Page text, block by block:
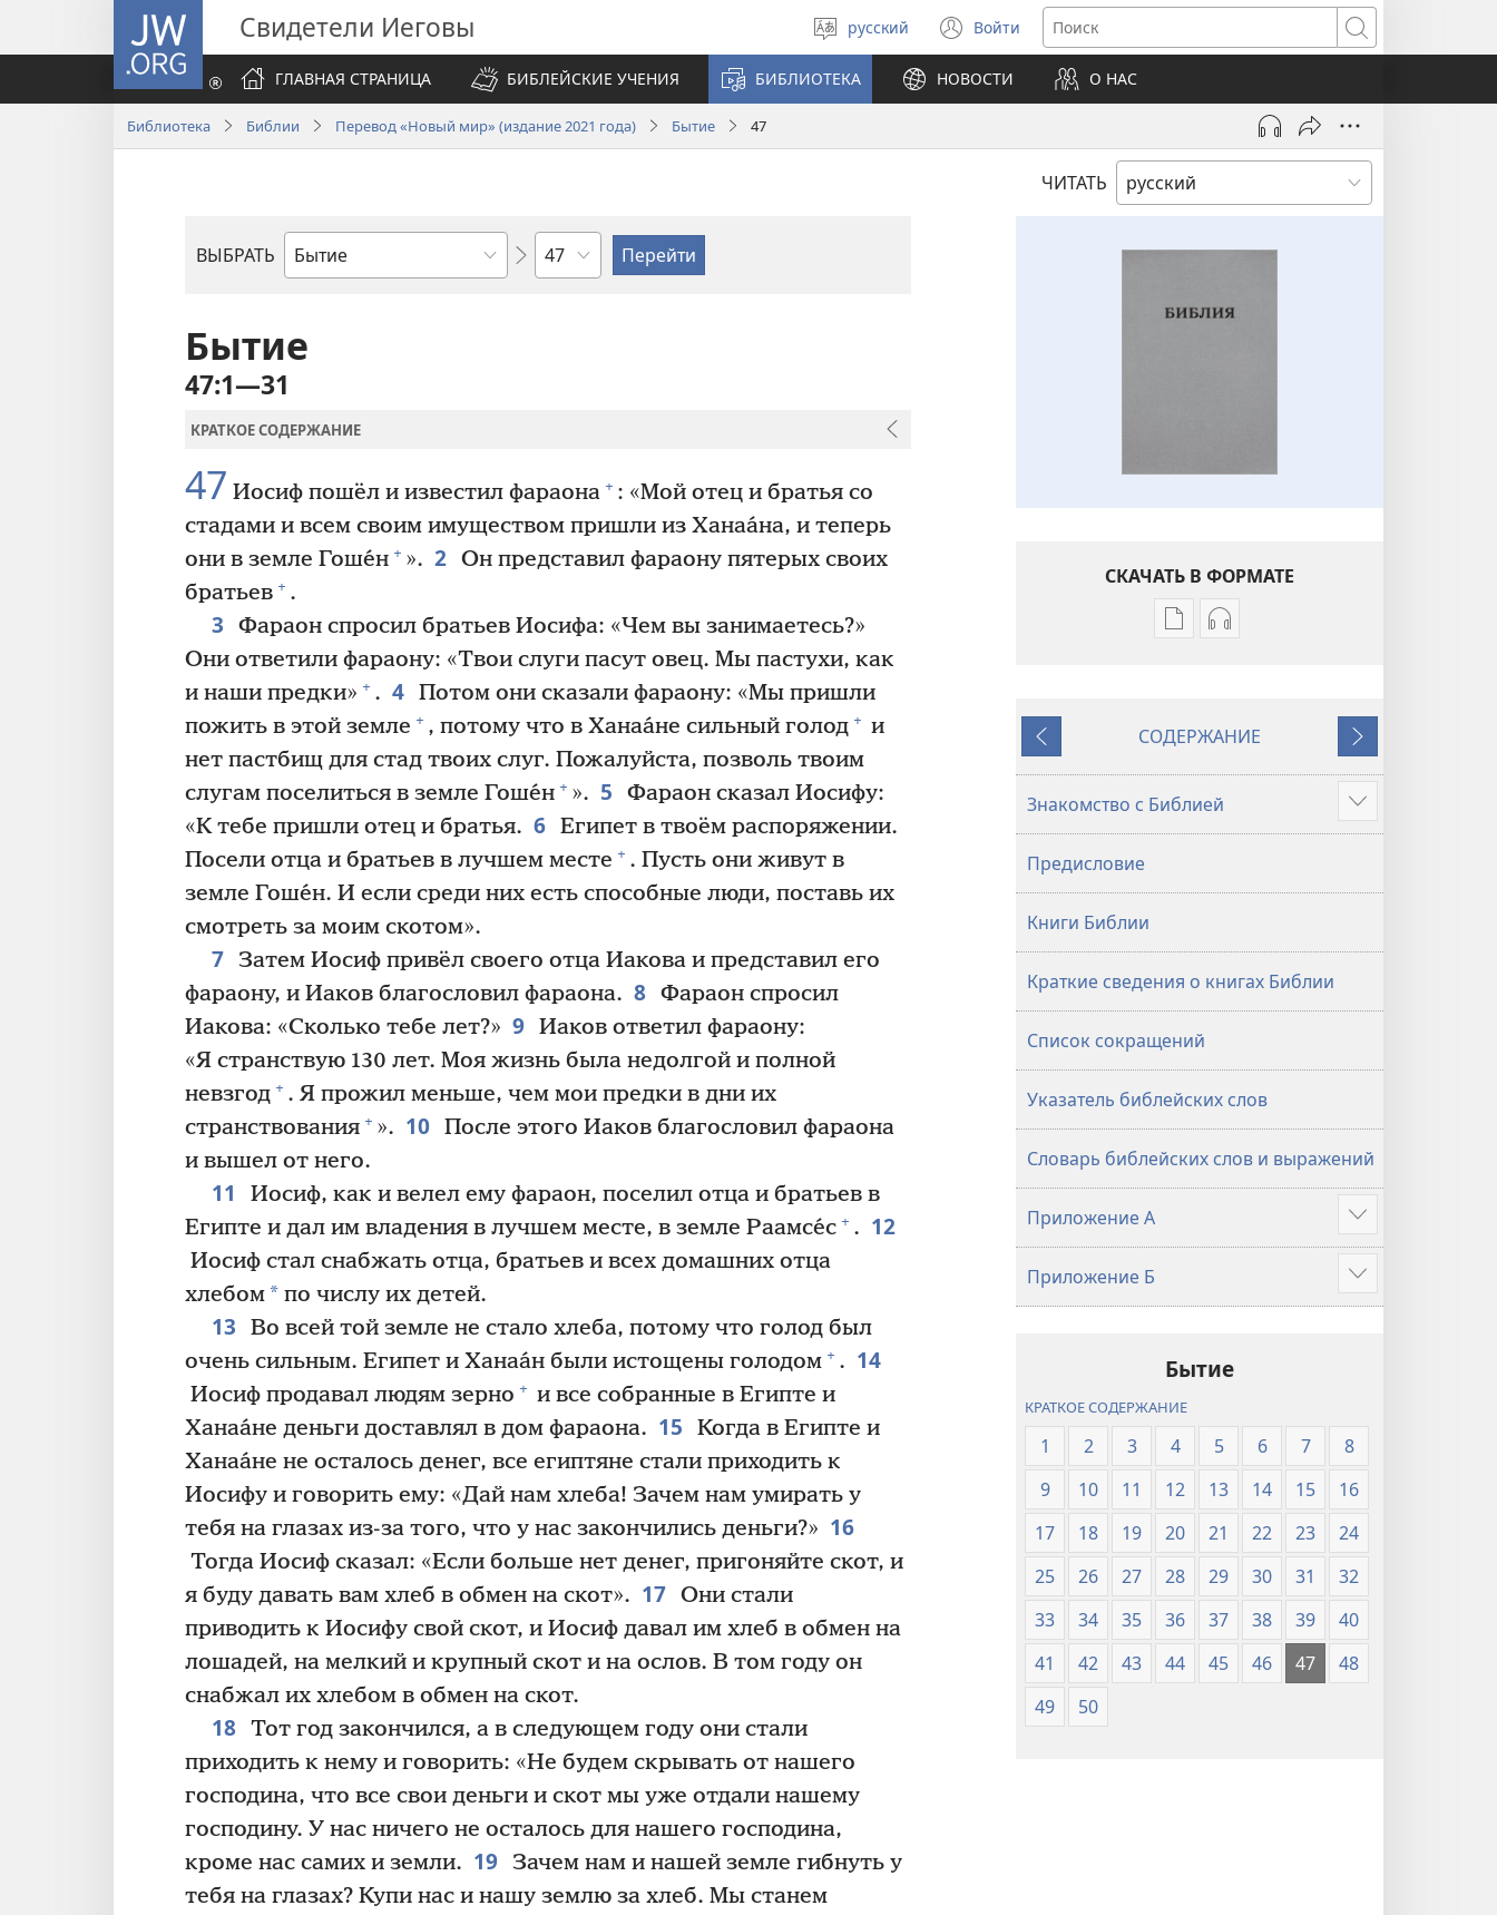
JW.ORG Свидетели Иеговы
Выберите
язык
русский Войти
(открывается
в
новом
окне)
Поиск
ГЛАВНАЯ СТРАНИЦА
БИБЛЕЙСКИЕ УЧЕНИЯ БИБЛИОТЕКА НОВОСТИ О НАС
Библиотека Библии Перевод «Новый мир» (издание 2021 года) Бытие 47
ЧИТАТЬ
ВЫБРАТЬ
по
по
главам
Бытие
47:1—31
КРАТКОЕ СОДЕРЖАНИЕ
47 Иосиф пошёл и известил фараона + : «Мой отец и братья со
стадами и всем своим имуществом пришли из Ханаа́на, и теперь
они в земле Гоше́н + ». 2 Он представил фараону пятерых своих
братьев + .
3
Фараон спросил братьев Иосифа: «Чем вы занимаетесь?»
Они ответили фараону: «Твои слуги пасут овец. Мы пастухи, как
и наши предки» + . 4 Потом они сказали фараону: «Мы пришли
пожить в этой земле + , потому что в Ханаа́не сильный голод + и
нет пастбищ для стад твоих слуг. Пожалуйста, позволь твоим
слугам поселиться в земле Гоше́н + ». 5
Фараон сказал Иосифу:
«К тебе пришли отец и братья. 6 Египет в твоём распоряжении.
Посели отца и братьев в лучшем месте + . Пусть они живут в
земле Гоше́н. И если среди них есть способные люди, поставь их
смотреть за моим скотом».
7 Затем Иосиф привёл своего отца Иакова и представил его
фараону, и Иаков благословил фараона. 8 Фараон спросил
Иакова: «Сколько тебе лет?» 9 Иаков ответил фараону:
«Я странствую 130 лет. Моя жизнь была недолгой и полной
невзгод + . Я прожил меньше, чем мои предки в дни их
странствования + ». 10 После этого Иаков благословил фараона
и вышел от него.
11
Иосиф, как и велел ему фараон, поселил отца и братьев в
Египте и дал им владения в лучшем месте, в земле Раамсе́с + . 12
Иосиф стал снабжать отца, братьев и всех домашних отца
хлебом* по числу их детей.
13
Во всей той земле не стало хлеба, потому что голод был
очень сильным. Египет и Ханаа́н были истощены голодом + . 14
Иосиф продавал людям зерно + и все собранные в Египте и
Ханаа́не деньги доставлял в дом фараона. 15
Когда в Египте и
Ханаа́не не осталось денег, все египтяне стали приходить к
Иосифу и говорить ему: «Дай нам хлеба! Зачем нам умирать у
тебя на глазах из-за того, что у нас закончились деньги?» 16
Тогда Иосиф сказал: «Если больше нет денег, пригоняйте скот, и
я буду давать вам хлеб в обмен на скот». 17 Они стали
приводить к Иосифу свой скот, и Иосиф давал им хлеб в обмен на
лошадей, на мелкий и крупный скот и на ослов. В том году он
снабжал их хлебом в обмен на скот.
18 Тот год закончился, а в следующем году они стали
приходить к нему и говорить: «Не будем скрывать от нашего
господина, что все свои деньги и скот мы уже отдали нашему
господину. У нас ничего не осталось для нашего господина,
кроме нас самих и земли. 19 Зачем нам и нашей земле гибнуть у
тебя на глазах? Купи нас и нашу землю за хлеб. Мы станем
СКАЧАТЬ В ФОРМАТЕ
Варианты
Перевод
мир»
(издание
Варианты
Перевод
мир»
(издание
Назад
СОДЕРЖАНИЕ
Далее
Знакомство с Библией Подробнее
Предисловие
Книги Библии
Краткие сведения о книгах Библии
Список сокращений
Указатель библейских слов
Словарь библейских слов и выражений
Приложение А Подробнее
Приложение Б Подробнее
Бытие
КРАТКОЕ СОДЕРЖАНИЕ
1 2 3 4 5 6 7
8
9
10 11 12 13 14 15
16
17
18 19 20 21 22 23
24
25
26 27 28 29 30 31
32
33
34 35 36 37 38 39
40
41
42 43 44 45 46 47
48
49
50